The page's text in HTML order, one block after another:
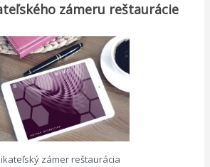
zámeru reštaurácie
zámer reštaurácia